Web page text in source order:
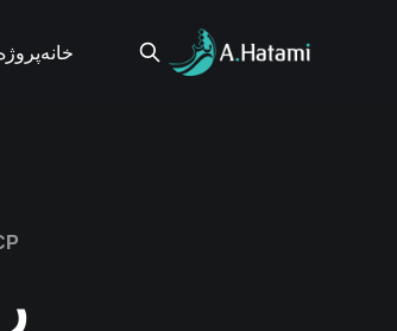
خانه